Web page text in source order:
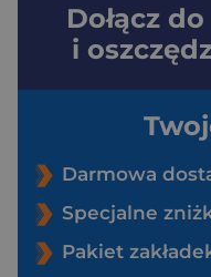
Dołącz do
i
Darmowa
Specjalne
Pakiet